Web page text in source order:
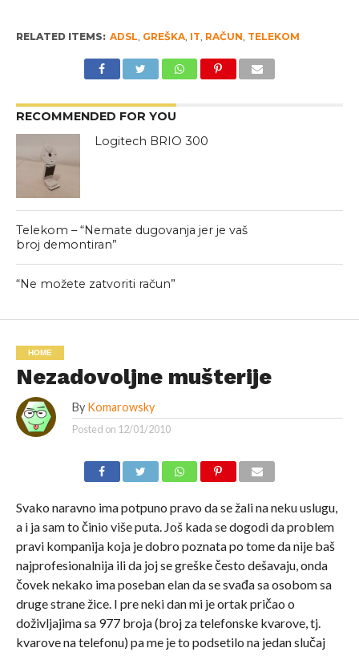
RELATED ITEMS: ADSL, GREŠKA, IT, RAČUN, TELEKOM
RECOMMENDED FOR YOU
Logitech BRIO 300
Telekom – “Nemate dugovanja jer je vaš
broj demontiran”
“Ne možete zatvoriti račun”
HOME
Nezadovoljne mušterije
By Komarowsky
Posted on 12/01/2010
Svako naravno ima potpuno pravo da se žali na neku uslugu,
a i ja sam to činio više puta. Još kada se dogodi da problem
pravi kompanija koja je dobro poznata po tome da nije baš
najprofesionalnija ili da joj se greške često dešavaju, onda
čovek nekako ima poseban elan da se svađa sa osobom sa
druge strane žice. I pre neki dan mi je ortak pričao o
doživljajima sa 977 broja (broj za telefonske kvarove, tj.
kvarove na telefonu) pa me je to podsetilo na jedan slučaj